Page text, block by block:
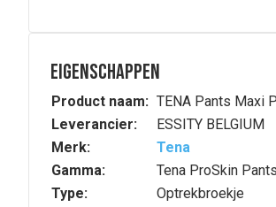
Eigenschappen
Product naam: TENA Pants Maxi
Leverancier:
ESSITY BELGIUM
Merk:
Tena
Gamma:
Tena ProSkin Pants
Type:
Optrekbroekje